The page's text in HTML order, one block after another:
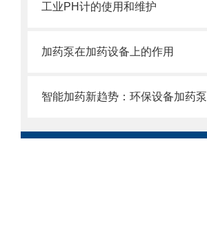
工业PH计的使用和维护
加药泵在加药设备上的作用